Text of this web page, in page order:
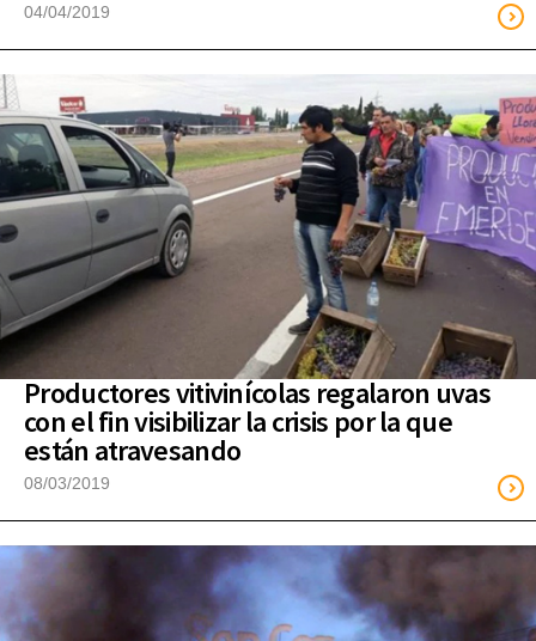
04/04/2019
Productores vitivinícolas regalaron uvas
con el fin visibilizar la crisis por la que
están atravesando
08/03/2019